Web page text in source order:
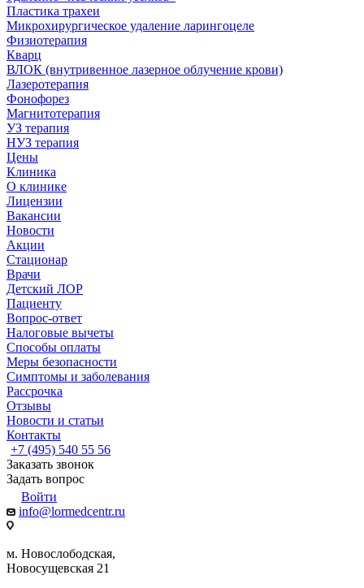
Пластика трахеи
Микрохирургическое удаление ларингоцеле
Физиотерапия
Кварц
ВЛОК (внутривенное лазерное облучение крови)
Лазеротерапия
Фонофорез
Магнитотерапия
УЗ терапия
НУЗ терапия
Цены
Клиника
О клинике
Лицензии
Вакансии
Новости
Акции
Стационар
Врачи
Детский ЛОР
Пациенту
Вопрос-ответ
Налоговые вычеты
Способы оплаты
Меры безопасности
Симптомы и заболевания
Рассрочка
Отзывы
Новости и статьи
Контакты
+7 (495) 540 55 56
Заказать звонок
Задать вопрос
Войти
info@lormedcentr.ru
м. Новослободская,
Новосущевская 21